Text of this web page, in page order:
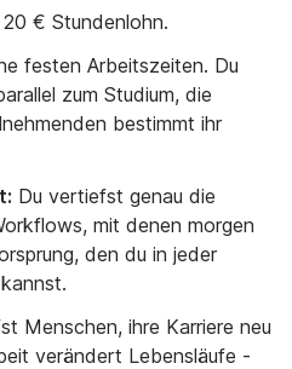
€ Stundenlohn.
festen Arbeitszeiten. Du
zum Studium, die
bestimmt ihr
Du vertiefst genau die
mit denen morgen
den du in jeder
Menschen, ihre Karriere neu
verändert Lebensläufe -